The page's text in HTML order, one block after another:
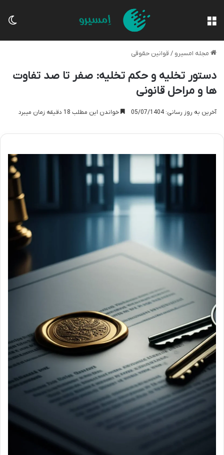
مجله امسیرو / قوانین حقوقی
دستور تخلیه و حکم تخلیه: صفر تا صد تفاوت
ها و مراحل قانونی
آخرین به روز رسانی: 05/07/1404 خواندن این مطلب 18 دقیقه زمان میبرد